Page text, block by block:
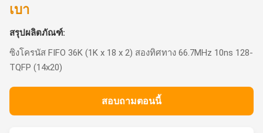
เบา
สรุปผลิตภัณฑ์:
ซิงโครนัส FIFO 36K (1K x 18 x 2) สองทิศทาง 66.7MHz 10ns 128-
TQFP (14x20)
สอบถามตอนนี้